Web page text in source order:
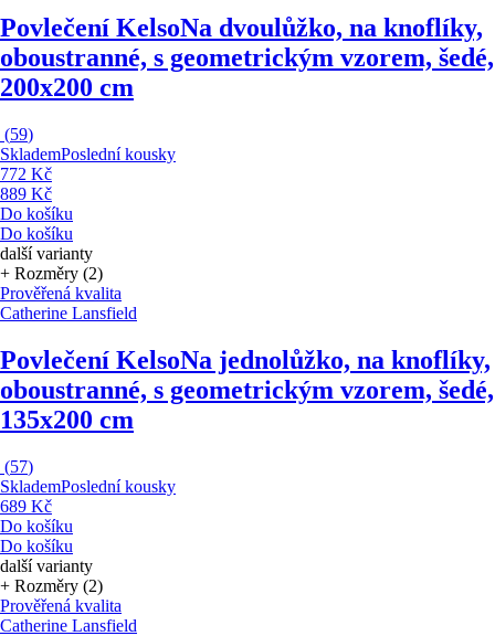
Povlečení KelsoNa dvoulůžko, na knoflíky,
oboustranné, s geometrickým vzorem, šedé,
200x200 cm
(59)
SklademPoslední kousky
772 Kč
889 Kč
Do košíku
Do košíku
další varianty
+ Rozměry (2)
Prověřená kvalita
Catherine Lansfield
Povlečení KelsoNa jednolůžko, na knoflíky,
oboustranné, s geometrickým vzorem, šedé,
135x200 cm
(57)
SklademPoslední kousky
689 Kč
Do košíku
Do košíku
další varianty
+ Rozměry (2)
Prověřená kvalita
Catherine Lansfield